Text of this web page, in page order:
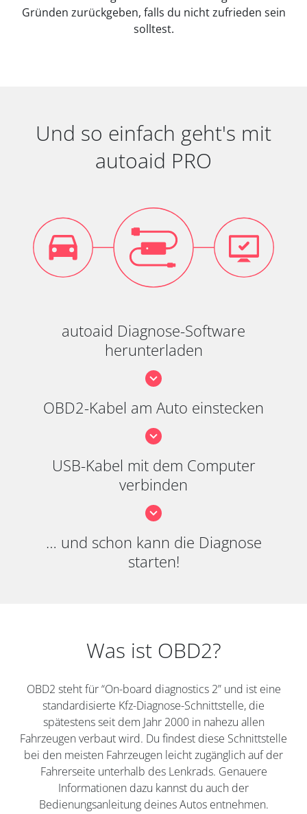
Gründen zurückgeben, falls du nicht zufrieden sein
solltest.
Und so einfach geht's mit
autoaid PRO
autoaid Diagnose-Software
herunterladen
OBD2-Kabel am Auto einstecken
USB-Kabel mit dem Computer
verbinden
… und schon kann die Diagnose
starten!
Was ist OBD2?
OBD2 steht für “On-board diagnostics 2” und ist eine
standardisierte Kfz-Diagnose-Schnittstelle, die
spätestens seit dem Jahr 2000 in nahezu allen
Fahrzeugen verbaut wird. Du findest diese Schnittstelle
bei den meisten Fahrzeugen leicht zugänglich auf der
Fahrerseite unterhalb des Lenkrads. Genauere
Informationen dazu kannst du auch der
Bedienungsanleitung deines Autos entnehmen.